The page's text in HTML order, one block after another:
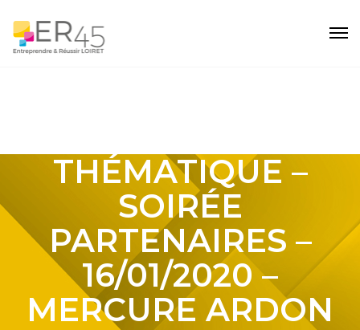
THÉMATIQUE –
SOIRÉE
PARTENAIRES –
16/01/2020 –
MERCURE ARDON